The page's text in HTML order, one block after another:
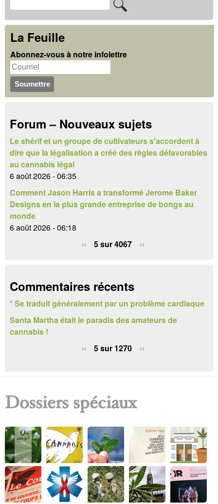
F
o
r
m
u
l
i
r
e
d
e
r
e
r
c
e
c
h
e
r
c
e
r
La Feuille
Abonnez-vous à notre infolettre
Forum – Nouveaux sujets
Le shérif et un groupe de cultivateurs s'accordent à
dire que la légalisation a créé des règles défavorables
au cannabis légal
6 août 2026 - 06:35
Comment Jason Harris a transformé Jerome Baker
Designs en la plus grande entreprise de bongs au
monde
6 août 2026 - 06:18
‹‹
5 sur 4067 ››
Commentaires récents
* Se traduit généralement par un problème cardiaque
Santa Martha était le paradis des amateurs de
cannabis !
‹‹
5 sur 1270 ››
Dossiers spéciaux